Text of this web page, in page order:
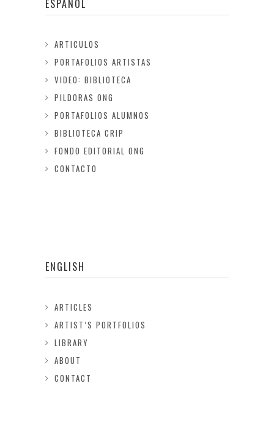
ESPAÑOL
ARTICULOS
PORTAFOLIOS ARTISTAS
VIDEO: BIBLIOTECA
PILDORAS ONG
PORTAFOLIOS ALUMNOS
BIBLIOTECA CRIP
FONDO EDITORIAL ONG
CONTACTO
ENGLISH
ARTICLES
ARTIST’S PORTFOLIOS
LIBRARY
ABOUT
CONTACT